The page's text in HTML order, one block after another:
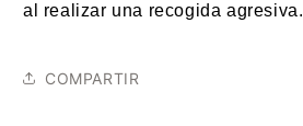
al realizar una recogida agresiva.
COMPARTIR